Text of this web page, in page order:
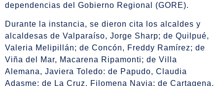
dependencias del Gobierno Regional (GORE).
Durante la instancia, se dieron cita los alcaldes y
alcaldesas de Valparaíso, Jorge Sharp; de Quilpué,
Valeria Melipillán; de Concón, Freddy Ramírez; de
Viña del Mar, Macarena Ripamonti; de Villa
Alemana, Javiera Toledo: de Papudo, Claudia
Adasme; de La Cruz, Filomena Navia; de Cartagena,